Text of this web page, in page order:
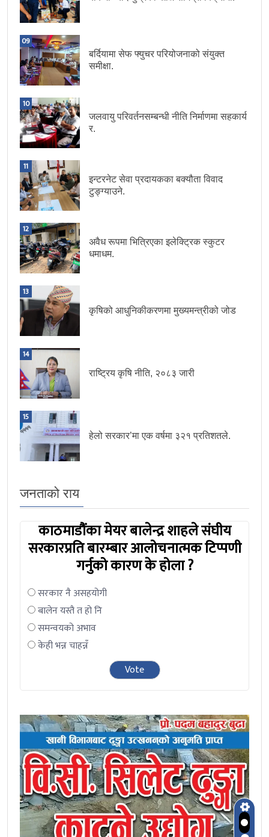
09
बर्दियामा सेफ फ्युचर परियोजनाको संयुक्त
समीक्षा.
10
जलवायु परिवर्तनसम्बन्धी नीति निर्माणमा सहकार्य
र.
11
इन्टरनेट सेवा प्रदायकका बक्यौता विवाद
टुङ्ग्याउने.
12
अवैध रूपमा भित्रिएका इलेक्ट्रिक स्कुटर
धमाधम.
13
कृषिको आधुनिकीकरणमा मुख्यमन्त्रीको जोड
14
राष्ट्रिय कृषि नीति, २०८३ जारी
15
हेलो सरकार’मा एक वर्षमा ३२१ प्रतिशतले.
जनताको राय
काठमाडौंका मेयर बालेन्द्र शाहले संघीय
सरकारप्रति बारम्बार आलोचनात्मक टिप्पणी
गर्नुको कारण के होला ?
सरकार नै असहयोगी
बालेन यस्तै त हो नि
समन्वयको अभाव
केही भन्न चाहन्नँ